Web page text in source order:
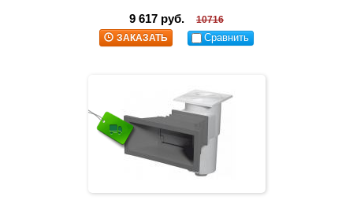
9 617 руб.
10716
ЗАКАЗАТЬ
Сравнить